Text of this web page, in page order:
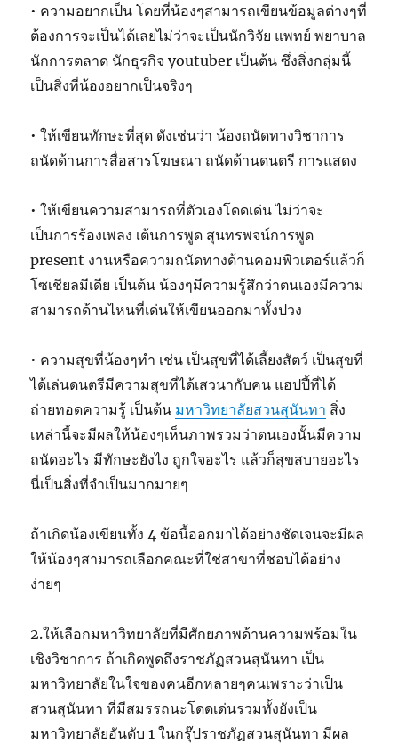
• ความอยากเป็น โดยที่น้องๆสามารถเขียนข้อมูลต่างๆที่
ต้องการจะเป็นได้เลยไม่ว่าจะเป็นนักวิจัย แพทย์ พยาบาล
นักการตลาด นักธุรกิจ youtuber เป็นต้น ซึ่งสิ่งกลุ่มนี้
เป็นสิ่งที่น้องอยากเป็นจริงๆ
• ให้เขียนทักษะที่สุด ดังเช่นว่า น้องถนัดทางวิชาการ
ถนัดด้านการสื่อสารโฆษณา ถนัดด้านดนตรี การแสดง
• ให้เขียนความสามารถที่ตัวเองโดดเด่น ไม่ว่าจะ
เป็นการร้องเพลง เต้นการพูด สุนทรพจน์การพูด
present งานหรือความถนัดทางด้านคอมพิวเตอร์แล้วก็
โซเชียลมีเดีย เป็นต้น น้องๆมีความรู้สึกว่าตนเองมีความ
สามารถด้านไหนที่เด่นให้เขียนออกมาทั้งปวง
• ความสุขที่น้องๆทำ เช่น เป็นสุขที่ได้เลี้ยงสัตว์ เป็นสุขที่
ได้เล่นดนตรีมีความสุขที่ได้เสวนากับคน แฮปปี้ที่ได้
ถ่ายทอดความรู้ เป็นต้น มหาวิทยาลัยสวนสุนันทา สิ่ง
เหล่านี้จะมีผลให้น้องๆเห็นภาพรวมว่าตนเองนั้นมีความ
ถนัดอะไร มีทักษะยังไง ถูกใจอะไร แล้วก็สุขสบายอะไร
นี่เป็นสิ่งที่จำเป็นมากมายๆ
ถ้าเกิดน้องเขียนทั้ง 4 ข้อนี้ออกมาได้อย่างชัดเจนจะมีผล
ให้น้องๆสามารถเลือกคณะที่ใช่สาขาที่ชอบได้อย่าง
ง่ายๆ
2.ให้เลือกมหาวิทยาลัยที่มีศักยภาพด้านความพร้อมใน
เชิงวิชาการ ถ้าเกิดพูดถึงราชภัฏสวนสุนันทา เป็น
มหาวิทยาลัยในใจของคนอีกหลายๆคนเพราะว่าเป็น
สวนสุนันทา ที่มีสมรรถนะโดดเด่นรวมทั้งยังเป็น
มหาวิทยาลัยอันดับ 1 ในกรุ๊ปราชภัฏสวนสุนันทา มีผล